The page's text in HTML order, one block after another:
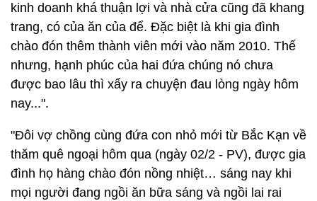
kinh doanh khá thuận lợi và nhà cửa cũng đã khang
trang, có của ăn của để. Đặc biệt là khi gia đình
chào đón thêm thành viên mới vào năm 2010. Thế
nhưng, hạnh phúc của hai đứa chúng nó chưa
được bao lâu thì xẩy ra chuyện đau lòng ngày hôm
nay...".
"Đôi vợ chồng cùng đứa con nhỏ mới từ Bắc Kạn về
thăm quê ngoại hôm qua (ngày 02/2 - PV), được gia
đình họ hàng chào đón nồng nhiệt… sáng nay khi
mọi người đang ngồi ăn bữa sáng và ngồi lai rai